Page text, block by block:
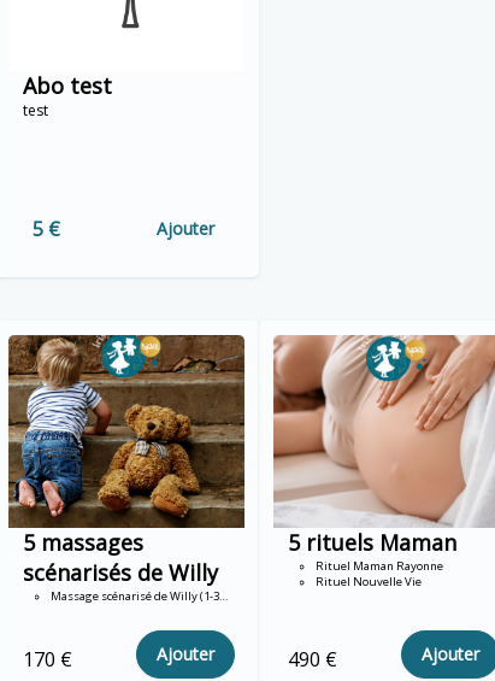
Abo test
test
5 € Ajouter
5 massages
scénarisés de Willy
Massage scénarisé de Willy (1-3 ans)
170 € Ajouter
5 rituels Maman
Rituel Maman Rayonne
Rituel Nouvelle Vie
490 € Ajouter